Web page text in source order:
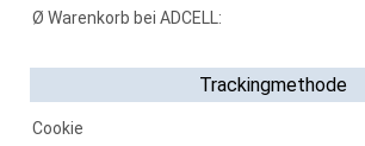
Ø Warenkorb bei ADCELL:
Trackingmethode
Cookie